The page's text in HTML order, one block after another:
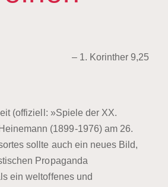
– 1. Korinther 9,25
(offiziell: »Spiele der XX.
(1899-1976) am 26.
sollte auch ein neues Bild,
Propaganda
ein weltoffenes und